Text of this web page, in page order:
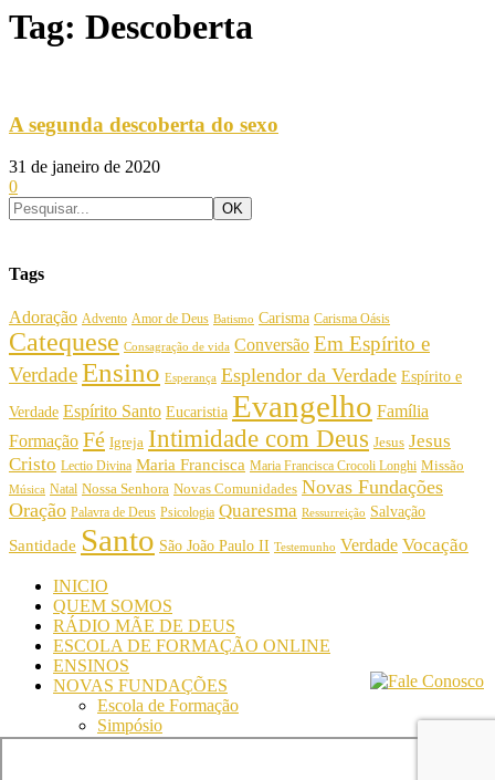
Tag: Descoberta
A segunda descoberta do sexo
31 de janeiro de 2020
0
Tags
Adoração Advento Amor de Deus Batismo Carisma Carisma Oásis
Catequese Consagração de vida Conversão Em Espírito e
VerdadeEnsino Esperança Esplendor da Verdade Espírito e
Verdade Espírito Santo Eucaristia Evangelho Família
Formação Fé Igreja Intimidade com Deus Jesus Jesus
Cristo Lectio Divina Maria Francisca Maria Francisca Crocoli Longhi Missão
Música Natal Nossa Senhora Novas Comunidades Novas Fundações
Oração Palavra de Deus Psicologia Quaresma Ressurreição Salvação
Santidade Santo São João Paulo II Testemunho Verdade Vocação
INICIO
QUEM SOMOS
RÁDIO MÃE DE DEUS
ESCOLA DE FORMAÇÃO ONLINE
ENSINOS
NOVAS FUNDAÇÕES
Escola de Formação
Simpósio